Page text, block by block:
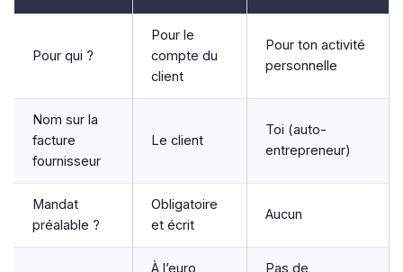
Pour qui ?
Pour le
compte du
client
Pour ton activité
personnelle
Nom sur la
facture
fournisseur
Le client
Toi (auto-
entrepreneur)
Mandat
préalable ?
Obligatoire
et écrit
Aucun
À l’euro
Pas de